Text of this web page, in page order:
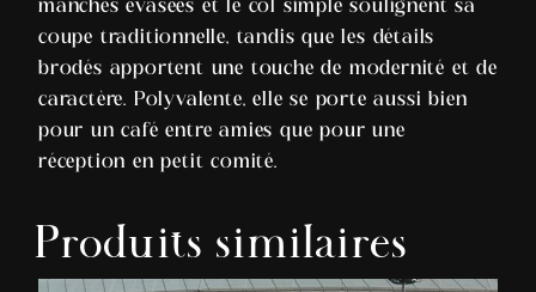
manches évasées et le col simple soulignent sa
coupe traditionnelle, tandis que les détails
brodés apportent une touche de modernité et de
caractère. Polyvalente, elle se porte aussi bien
pour un café entre amies que pour une
réception en petit comité.
Produits similaires